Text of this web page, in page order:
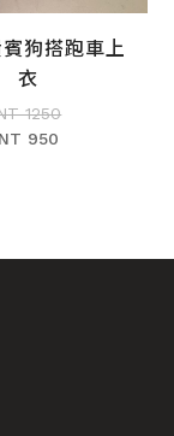
購物車
狗搭跑車上
衣
1250
NT 950